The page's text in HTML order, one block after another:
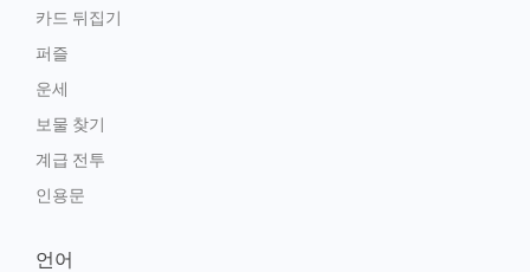
카드 뒤집기
퍼즐
운세
보물 찾기
계급 전투
인용문
언어